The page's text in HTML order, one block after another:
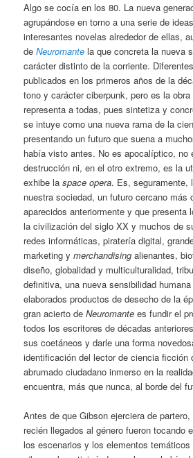
Algo se cocía en los 80. La nueva
agrupándose en torno a una serie de
interesantes novelas alrededor de ellas,
deNeuromante la que concreta la nueva
carácter distinto de la corriente.
publicados en los primeros años de la
tono y carácter ciberpunk, pero es la
representa a todas, pues sintetiza y
se intuye como una nueva rama de la
presentando un futuro que suena a
había visto antes. No es apocalíptico, no
destrucción ni, en el otro extremo, es la
exhibe laspace opera. Es, seguramente,
nuestra sociedad, un futuro cercano más
aparecidos anteriormente y que presenta
la civilización del siglo XX y muchos de
redes informáticas, piratería digital,
marketing ymerchandisingalienantes,
diseño, globalidad y multiculturalidad,
definitiva, una nueva sensibilidad
elaborados productos de desecho de la
gran acierto deNeuromante es fundir el
todos los escritores de décadas
sus coetáneos y darle una forma
identificación del lector de ciencia ficción
abrumado ciudadano inmerso en la
encuentra, más que nunca, al borde del
Antes de que Gibson ejerciera de
recién llegados al género fueron tocando
los escenarios y los elementos temáticos